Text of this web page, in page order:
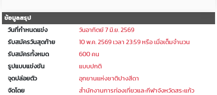
ข้อมูลสรุป
วันที่กำหนดแข่ง
วันอาทิตย์ 7 มิ.ย. 2569
รับสมัครวันสุดท้าย
10 พ.ค. 2569 เวลา 23:59 หรือ เมื่อเต็มจำนวน
รับสมัครทั้งหมด
600 คน
รูปแบบแข่งขัน
แบบปกติ
จุดปล่อยตัว
อุทยานแห่งชาติปางสีดา
จัดโดย
สำนักงานการท่องเที่ยวและกีฬาจังหวัดสระแก้ว